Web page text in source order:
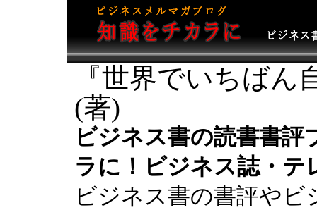
『世界でいちばん
(著)
ビジネス書の読書書
ラに！ビジネス誌・テ
ビジネス書の書評や